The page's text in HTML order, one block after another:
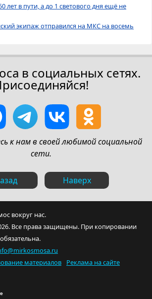
лет в пути, а до 1 светового дня ещё не
экипаж отправился на МКС на восемь
в социальных сетях.
к нам в своей любимой социальной
сети.
Наверх
вокруг нас.
Все права защищены. При копировании
материалов Реклама на сайте